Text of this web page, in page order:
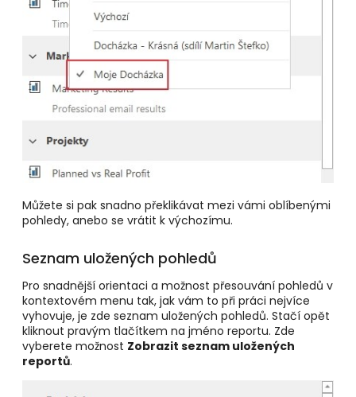
Můžete si pak snadno překlikávat mezi vámi oblíbenými
pohledy, anebo se vrátit k výchozímu.
Seznam uložených pohledů
Pro snadnější orientaci a možnost přesouvání pohledů v
kontextovém menu tak, jak vám to při práci nejvíce
vyhovuje, je zde seznam uložených pohledů. Stačí opět
kliknout pravým tlačítkem na jméno reportu. Zde
vyberete možnost Zobrazit seznam uložených
reportů.